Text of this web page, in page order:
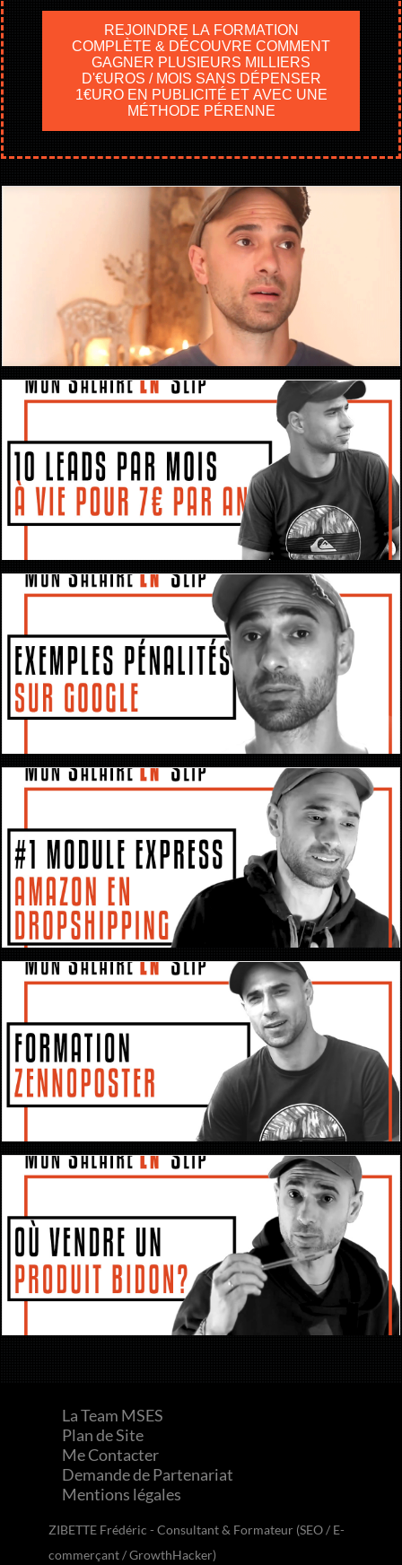
REJOINDRE LA FORMATION
COMPLÈTE & DÉCOUVRE COMMENT
GAGNER PLUSIEURS MILLIERS
D'€UROS / MOIS SANS DÉPENSER
1€URO EN PUBLICITÉ ET AVEC UNE
MÉTHODE PÉRENNE
La Team MSES
Plan de Site
Me Contacter
Demande de Partenariat
Mentions légales
ZIBETTE Frédéric - Consultant & Formateur (SEO / E-
commerçant / GrowthHacker)